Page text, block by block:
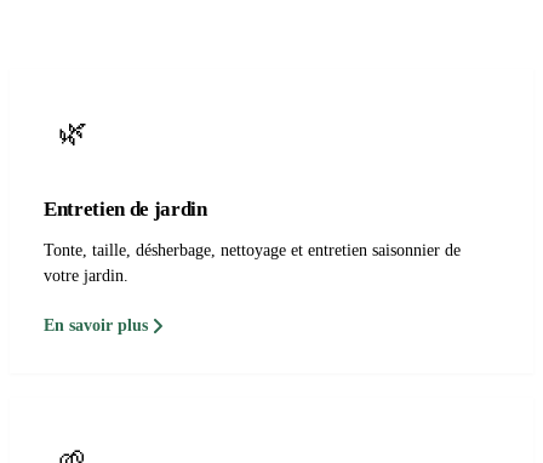
🌿
Entretien de jardin
Tonte, taille, désherbage, nettoyage et entretien saisonnier de
votre jardin.
En savoir plus